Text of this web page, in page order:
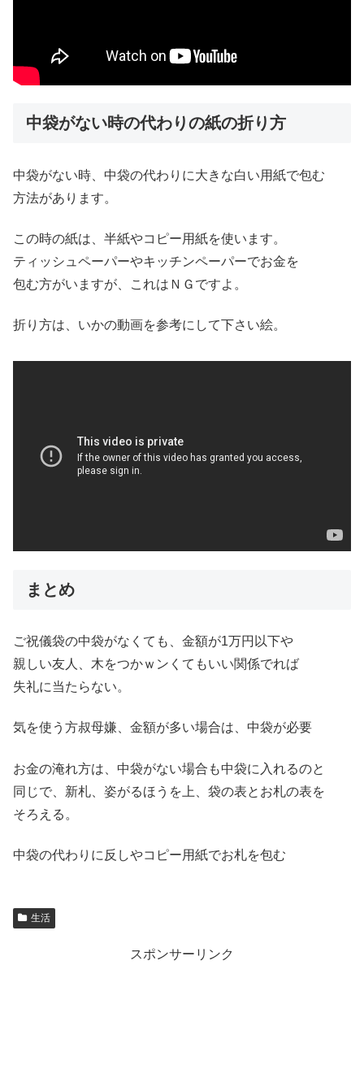
中袋がない時の代わりの紙の折り方
中袋がない時、中袋の代わりに大きな白い用紙で包む
方法があります。
この時の紙は、半紙やコピー用紙を使います。
ティッシュペーパーやキッチンペーパーでお金を
包む方がいますが、これはＮＧですよ。
折り方は、いかの動画を参考にして下さい絵。
まとめ
ご祝儀袋の中袋がなくても、金額が1万円以下や
親しい友人、木をつかｗンくてもいい関係でれば
失礼に当たらない。
気を使う方叔母嫌、金額が多い場合は、中袋が必要
お金の淹れ方は、中袋がない場合も中袋に入れるのと
同じで、新札、姿がるほうを上、袋の表とお札の表を
そろえる。
中袋の代わりに反しやコピー用紙でお札を包む
生活
スポンサーリンク